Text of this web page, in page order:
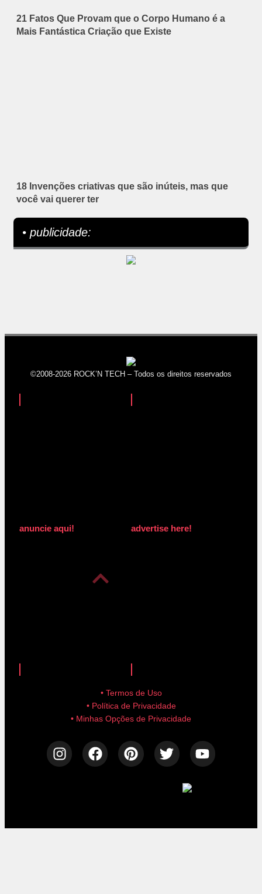
21 Fatos Que Provam que o Corpo Humano é a
Mais Fantástica Criação que Existe
18 Invenções criativas que são inúteis, mas que
você vai querer ter
• publicidade:
©2008-2026 ROCK’N TECH – Todos os direitos reservados
anuncie aqui! advertise here!
• Termos de Uso
• Política de Privacidade
• Minhas Opções de Privacidade